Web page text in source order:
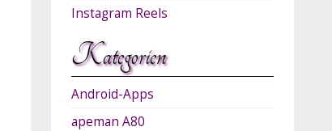
Instagram Reels
Kategorien
Android-Apps
apeman A80